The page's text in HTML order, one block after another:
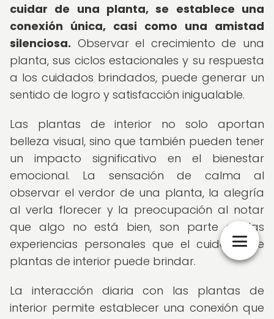
cuidar de una planta, se establece una
conexión única, casi como una amistad
silenciosa. Observar el crecimiento de una
planta, sus ciclos estacionales y su respuesta
a los cuidados brindados, puede generar un
sentido de logro y satisfacción inigualable.
Las plantas de interior no solo aportan
belleza visual, sino que también pueden tener
un impacto significativo en el bienestar
emocional. La sensación de calma al
observar el verdor de una planta, la alegría
al verla florecer y la preocupación al notar
que algo no está bien, son parte de las
experiencias personales que el cuidado de
plantas de interior puede brindar.
La interacción diaria con las plantas de
interior permite establecer una conexión que